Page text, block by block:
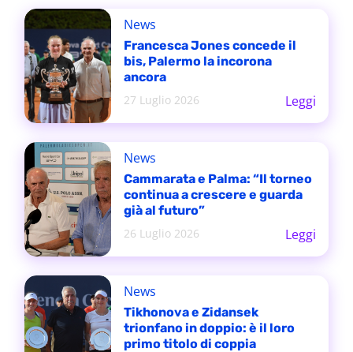
News
Francesca Jones concede il
bis, Palermo la incorona
ancora
27 Luglio 2026
Leggi
News
Cammarata e Palma: “Il torneo
continua a crescere e guarda
già al futuro”
26 Luglio 2026
Leggi
News
Tikhonova e Zidansek
trionfano in doppio: è il loro
primo titolo di coppia